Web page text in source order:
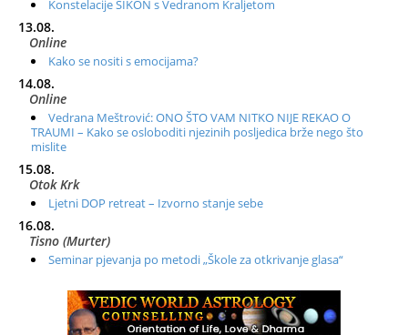
Konstelacije SIKON s Vedranom Kraljetom
13.08.
Online
Kako se nositi s emocijama?
14.08.
Online
Vedrana Meštrović: ONO ŠTO VAM NITKO NIJE REKAO O
TRAUMI – Kako se osloboditi njezinih posljedica brže nego što
mislite
15.08.
Otok Krk
Ljetni DOP retreat – Izvorno stanje sebe
16.08.
Tisno (Murter)
Seminar pjevanja po metodi „Škole za otkrivanje glasa“
Radionica: Pomagači iz drugih dimenzija Online – otvoreno za